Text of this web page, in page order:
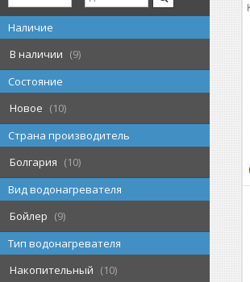
Наличие
В наличии
9
Состояние
Новое
10
Страна производитель
Болгария
10
Вид водонагревателя
Бойлер
9
Тип водонагревателя
Накопительный
10